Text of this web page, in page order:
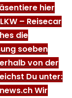
hier
– Reisecar
die
soeben
von der
Du unter:
Wir